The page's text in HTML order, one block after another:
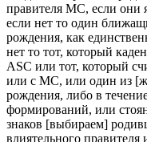
правителя MC, если
если нет то один
рождения, как
нет то тот, который
ASC или тот, который
или с MC, или один из
рождения, либо в
формирований, или
знаков [выбираем]
влиятельного